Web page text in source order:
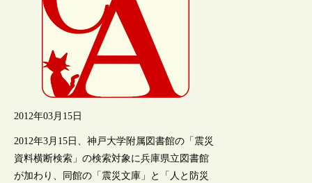
2012年03月15日
2012年3月15日、神戸大学附属図書館の「震災
資料横断検索」の検索対象に兵庫県立図書館
が加わり、同館の「震災文庫」と「人と防災